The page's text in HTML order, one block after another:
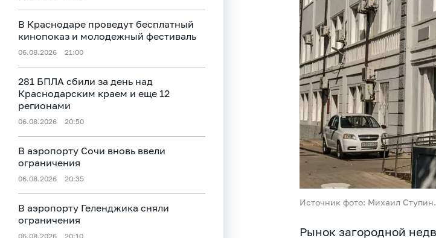
В Краснодаре проведут бесплатный
кинопоказ и молодежный фестиваль
06.08.2026 21:00
281 БПЛА сбили за день над
Краснодарским краем и еще 12
регионами
06.08.2026 20:50
В аэропорту Сочи вновь ввели
ограничения
06.08.2026 20:35
В аэропорту Геленджика сняли
ограничения
06.08.2026 20:10
Источник фото: Михаил Ступин.
Рынок загородной